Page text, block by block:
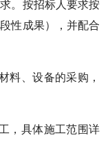
。按招标人要求按
性成果），并配合
料、设备的采购，
，具体施工范围详